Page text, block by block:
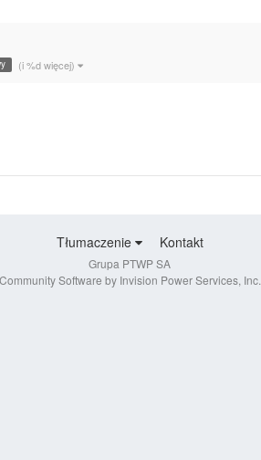
(i %d więcej)
Tłumaczenie Kontakt
Grupa PTWP SA
Community Software by Invision Power Services, Inc.